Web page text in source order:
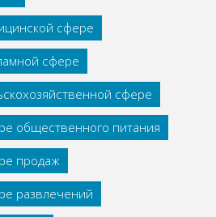
сфере
сфере
сфере
общественного питания
продаж
развлечений